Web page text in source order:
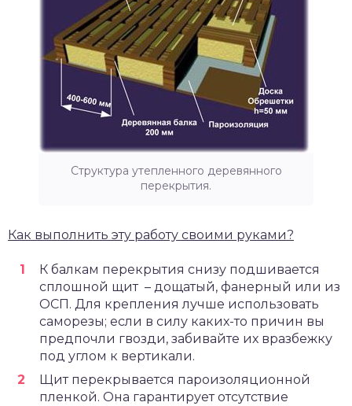
Структура утепленного деревянного
перекрытия.
Как выполнить эту работу своими руками?
К балкам перекрытия снизу подшивается
сплошной щит – дощатый, фанерный или из
ОСП. Для крепления лучше использовать
саморезы; если в силу каких-то причин вы
предпочли гвозди, забивайте их вразбежку
под углом к вертикали.
Щит перекрывается пароизоляционной
пленкой. Она гарантирует отсутствие